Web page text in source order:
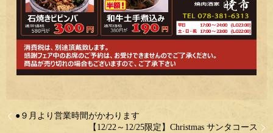
●９月より営業時間がかわります
【12/22～12/25限定】Christmas サンタコース